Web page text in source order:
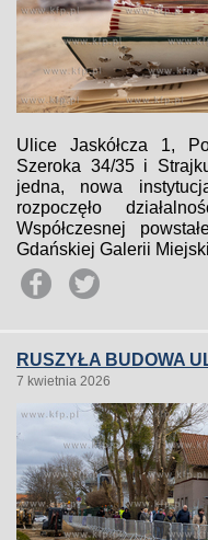
Ulice Jaskółcza 1,
Szeroka 34/35 i
jedna, nowa
rozpoczęło
Współczesnej
Gdańskiej Galerii
RUSZYŁA BUDOWA
7 kwietnia 2026